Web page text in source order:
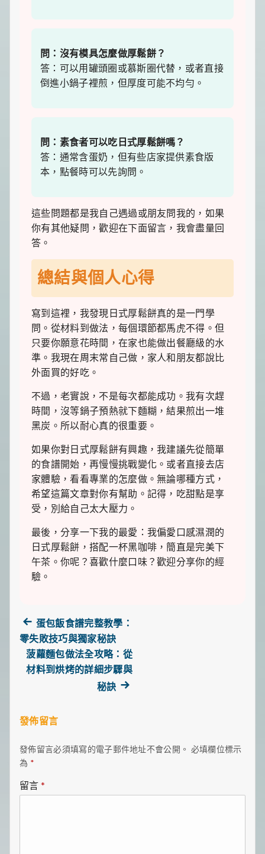
問：沒有模具怎麼做厚鬆餅？
答：可以用罐頭圈或慕斯圈代替，或者直接
倒進小鍋子裡煎，但厚度可能不均勻。
問：素食者可以吃日式厚鬆餅嗎？
答：通常含蛋奶，但有些店家提供素食版
本，點餐時可以先詢問。
這些問題都是我自己遇過或朋友問我的，如果
你有其他疑問，歡迎在下面留言，我會盡量回
答。
總結與個人心得
寫到這裡，我發現日式厚鬆餅真的是一門學
問。從材料到做法，每個環節都馬虎不得。但
只要你願意花時間，在家也能做出餐廳級的水
準。我現在周末常自己做，家人和朋友都說比
外面買的好吃。
不過，老實說，不是每次都能成功。我有次趕
時間，沒等鍋子預熱就下麵糊，結果煎出一堆
黑炭。所以耐心真的很重要。
如果你對日式厚鬆餅有興趣，我建議先從簡單
的食譜開始，再慢慢挑戰變化。或者直接去店
家體驗，看看專業的怎麼做。無論哪種方式，
希望這篇文章對你有幫助。記得，吃甜點是享
受，別給自己太大壓力。
最後，分享一下我的最愛：我偏愛口感濕潤的
日式厚鬆餅，搭配一杯黑咖啡，簡直是完美下
午茶。你呢？喜歡什麼口味？歡迎分享你的經
驗。
文
章
導
Previous
post:
蛋包飯食譜完整教學：
零失敗技巧與獨家秘訣
菠蘿麵包做法全攻略：從
材料到烘烤的詳細步驟與
秘訣Next
發佈留言
發佈留言必須填寫的電子郵件地址不會公開。 必填欄位標示
為 *
留言 *